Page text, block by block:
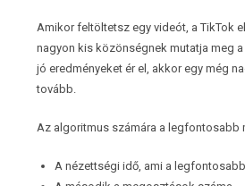
Amikor feltöltetsz egy videót, a TikTok
nagyon kis közönségnek mutatja meg
jó eredményeket ér el, akkor egy még
tovább.
Az algoritmus számára a legfontosabb
A nézettségi idő, ami a legfontosabb